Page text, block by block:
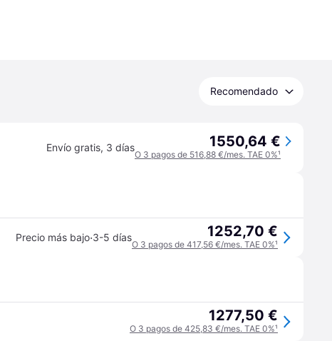
Recomendado
Envío gratis, 3 días 1550,64 €
O 3 pagos de 516,88 €/mes. TAE 0%¹
Precio más bajo·3-5 días 1252,70 €
O 3 pagos de 417,56 €/mes. TAE 0%¹
1277,50 €
O 3 pagos de 425,83 €/mes. TAE 0%¹